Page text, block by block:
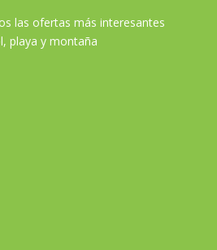
las ofertas más interesantes
playa y montaña